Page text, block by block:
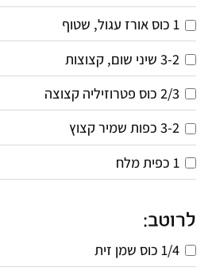
1 כוס אורז עגול, שטוף
3-2 שיני שום, קצוצות
2/3 כוס פטרוזיליה קצוצה
3-2 כפות שמיר קצוץ
1 כפית מלח
לרוטב:
1/4 כוס שמן זית